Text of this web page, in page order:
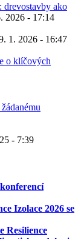
drevostavby ako
2026 - 17:14
1. 2026 - 16:47
o klíčových
- 7:39
Izolace 2026 se
Resilience